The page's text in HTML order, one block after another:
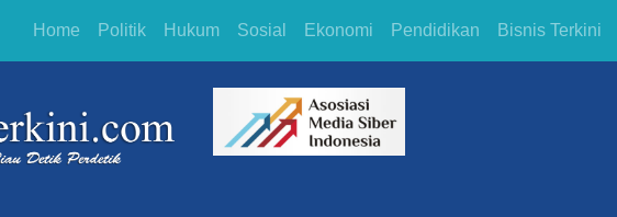
Home Politik Hukum Sosial Ekonomi Pendidikan Bisnis Terkini